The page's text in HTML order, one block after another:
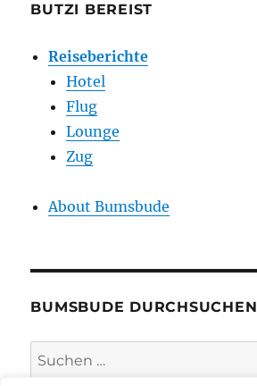
BUTZI BEREIST
Reiseberichte
Hotel
Flug
Lounge
Zug
About Bumsbude
BUMSBUDE DURCHSUCHEN
Suche
nach: